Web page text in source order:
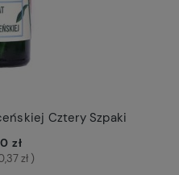
Cztery Szpaki
zł
zł )